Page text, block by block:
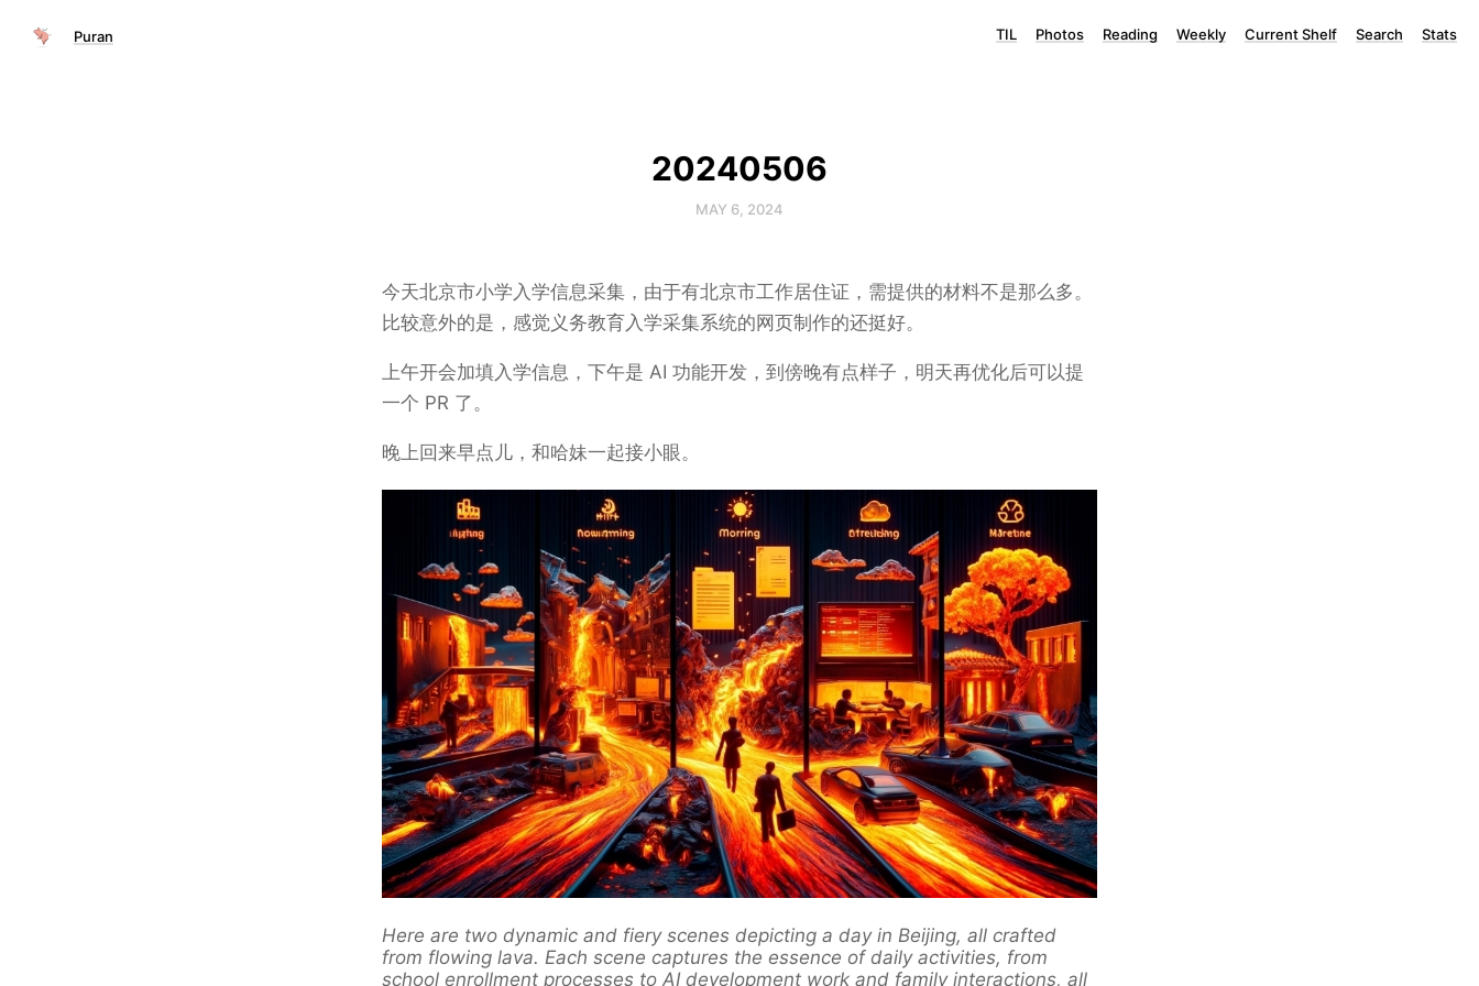
Puran TIL Photos Reading Weekly Current Shelf Search Stats
20240506
MAY 6, 2024
今天北京市小学入学信息采集，由于有北京市工作居住证，需提供的材料不是那么多。
比较意外的是，感觉义务教育入学采集系统的网页制作的还挺好。
上午开会加填入学信息，下午是 AI 功能开发，到傍晚有点样子，明天再优化后可以提
一个 PR 了。
晚上回来早点儿，和哈妹一起接小眼。
Here are two dynamic and fiery scenes depicting a day in Beijing, all crafted
from flowing lava. Each scene captures the essence of daily activities, from
school enrollment processes to AI development work and family interactions, all